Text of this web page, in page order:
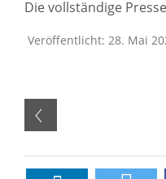
Die vollständige
Veröffentlicht: 28. Mai